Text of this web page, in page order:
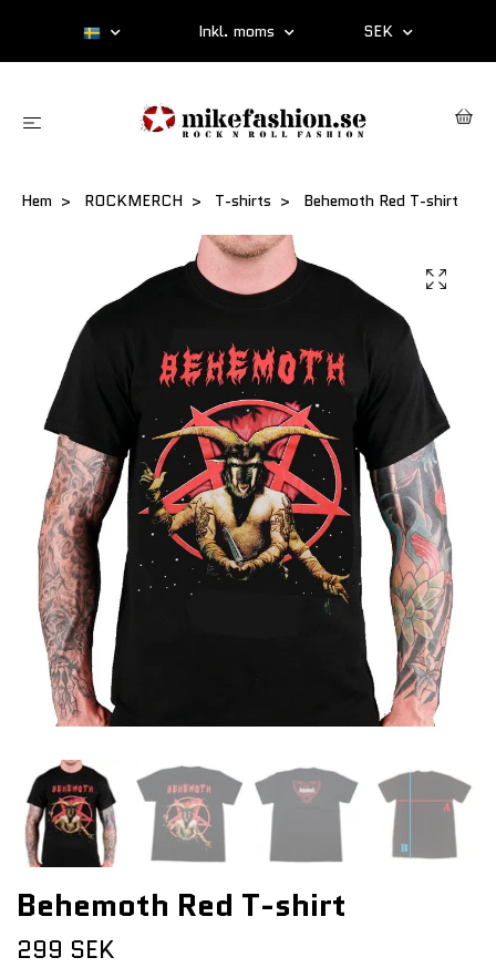
Inkl. moms SEK
Hem ROCKMERCH T-shirts Behemoth Red T-shirt
Behemoth Red T-shirt
299 SEK